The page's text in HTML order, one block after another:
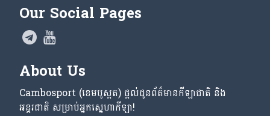
Our Social Pages
About Us
Cambosport (ខេមបូស្ពត) ផ្តល់ជូនព័ត៌មានកីឡាជាតិ និង
អន្តរជាតិ សម្រាប់អ្នកស្នេហាកីឡា!